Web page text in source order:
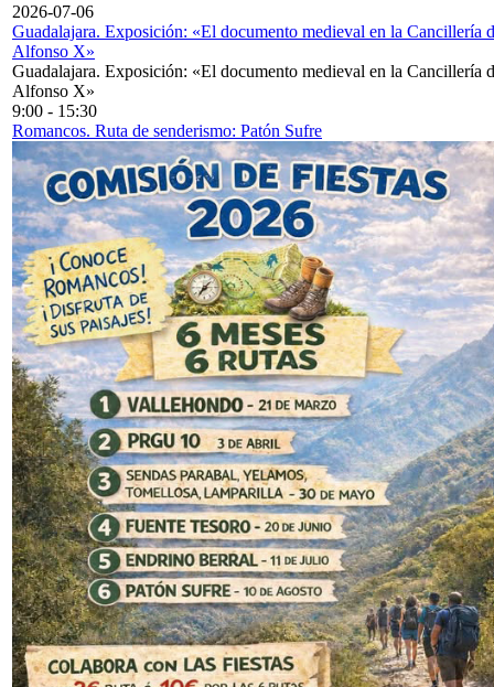
2026-07-06
Guadalajara. Exposición: «El documento medieval en la Cancillería
Alfonso X»
Guadalajara. Exposición: «El documento medieval en la Cancillería
Alfonso X»
9:00 - 15:30
Romancos. Ruta de senderismo: Patón Sufre